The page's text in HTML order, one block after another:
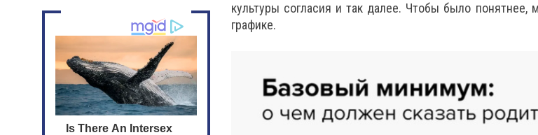
культуры согласия и так далее. Чтобы было
графике.